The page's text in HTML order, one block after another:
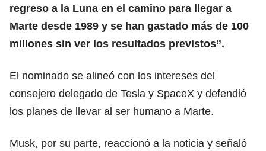
regreso a la Luna en el camino para llegar a
Marte desde 1989 y se han gastado más de 100
millones sin ver los resultados previstos”.
El nominado se alineó con los intereses del
consejero delegado de Tesla y SpaceX y defendió
los planes de llevar al ser humano a Marte.
Musk, por su parte, reaccionó a la noticia y señaló